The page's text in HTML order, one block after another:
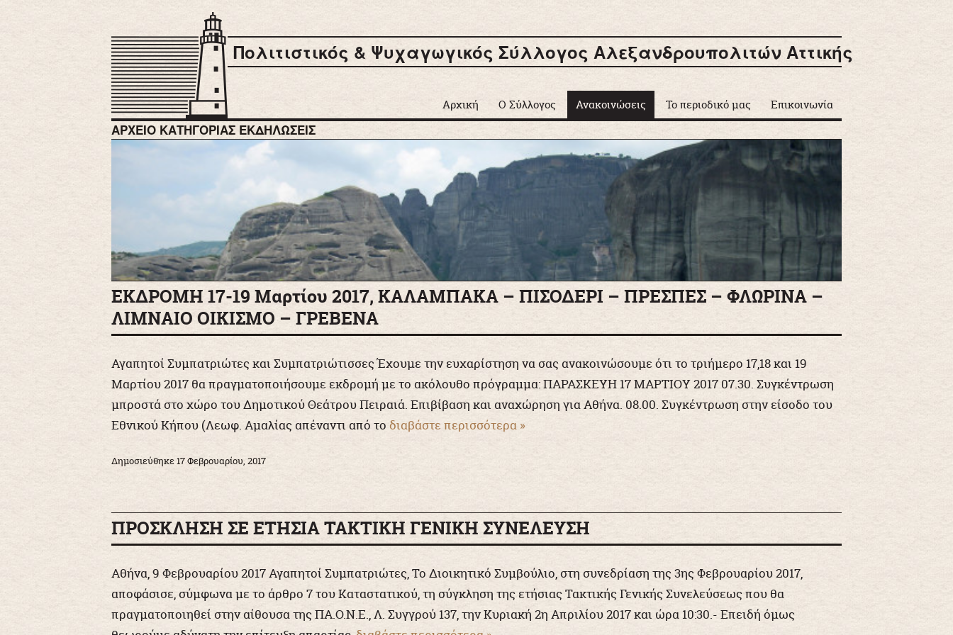
Πολιτιστικός & Ψυχαγωγικός Σύλλογος Αλεξανδρουπολιτών Αττικής
Μετάβαση σε περιεχόμενο
Αρχική Ο Σύλλογος
Ανακοινώσεις
Εκδηλώσεις
Εκδρομές
Φωτογραφίες
Περιοδικά
Το περιοδικό μας Επικοινωνία
ΑΡΧΕΊΟ ΚΑΤΗΓΟΡΊΑΣ ΕΚΔΗΛΩΣΕΙΣ
ΕΚΔΡΟΜΗ 17-19 Μαρτίου 2017, ΚΑΛΑΜΠΑΚΑ – ΠΙΣΟΔΕΡΙ – ΠΡΕΣΠΕΣ – ΦΛΩΡΙΝΑ –
ΛΙΜΝΑΙΟ ΟΙΚΙΣΜΟ – ΓΡΕΒΕΝΑ
Αγαπητοί Συμπατριώτες και Συμπατριώτισσες Έχουμε την ευχαρίστηση να σας ανακοινώσουμε ότι το τριήμερο 17,18 και 19
Μαρτίου 2017 θα πραγματοποιήσουμε εκδρομή με το ακόλουθο πρόγραμμα: ΠΑΡΑΣΚΕΥΗ 17 ΜΑΡΤΙΟΥ 2017 07.30. Συγκέντρωση
μπροστά στο χώρο του Δημοτικού Θεάτρου Πειραιά. Επιβίβαση και αναχώρηση για Αθήνα. 08.00. Συγκέντρωση στην είσοδο του
Εθνικού Κήπου (Λεωφ. Αμαλίας απέναντι από το διαβάστε περισσότερα »
Δημοσιεύθηκε17 Φεβρουαρίου, 2017
ΠΡΟΣΚΛΗΣΗ ΣΕ ΕΤΗΣΙΑ ΤΑΚΤΙΚΗ ΓΕΝΙΚΗ ΣΥΝΕΛΕΥΣΗ
Αθήνα, 9 Φεβρουαρίου 2017 Αγαπητοί Συμπατριώτες, Το Διοικητικό Συμβούλιο, στη συνεδρίαση της 3ης Φεβρουαρίου 2017,
αποφάσισε, σύμφωνα με το άρθρο 7 του Καταστατικού, τη σύγκληση της ετήσιας Τακτικής Γενικής Συνελεύσεως που θα
πραγματοποιηθεί στην αίθουσα της ΠΑ.Ο.Ν.Ε., Λ. Συγγρού 137, την Κυριακή 2η Απριλίου 2017 και ώρα 10:30.- Επειδή όμως